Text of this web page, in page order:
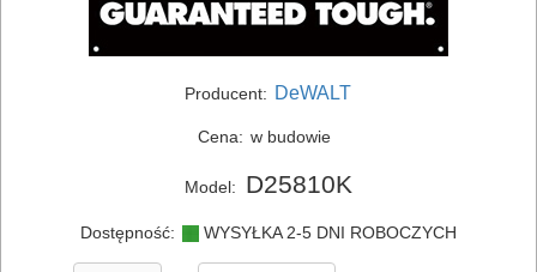
SIECIOWE
ELEKTRONARZĘDZIA
AKCESORIA
Producent: DeWALT
Cena: w budowie
Model: D25810K
Dostępność: WYSYŁKA 2-5 DNI ROBOCZYCH